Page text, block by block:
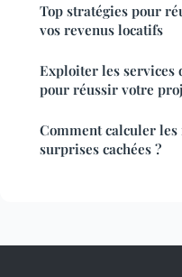
Top stratégies pour
vos revenus locatifs
Exploiter les
pour réussir votre
Comment calculer
surprises cachées ?